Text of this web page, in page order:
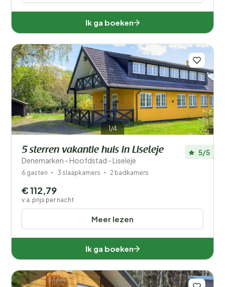
Ik ga boeken
1/4
5 sterren vakantie huis in Liseleje
Denemarken - Hoofdstad - Liseleje
5/5
6 gasten 3 slaapkamers 2 badkamers
Meer lezen
€ 112,79
v.a. prijs per nacht
Ik ga boeken